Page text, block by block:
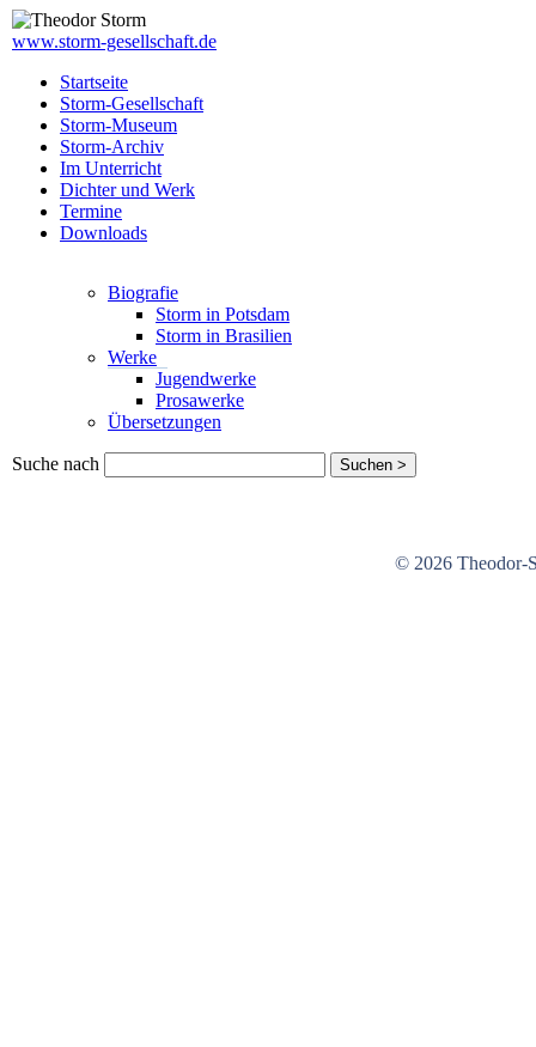
www.storm-gesellschaft.de
Startseite
Storm-Gesellschaft
Storm-Museum
Storm-Archiv
Im Unterricht
Dichter und Werk
Termine
Downloads
Biografie
Storm in Potsdam
Storm in Brasilien
Werke
Jugendwerke
Prosawerke
Übersetzungen
Suche nach
© 2026 Theodor-